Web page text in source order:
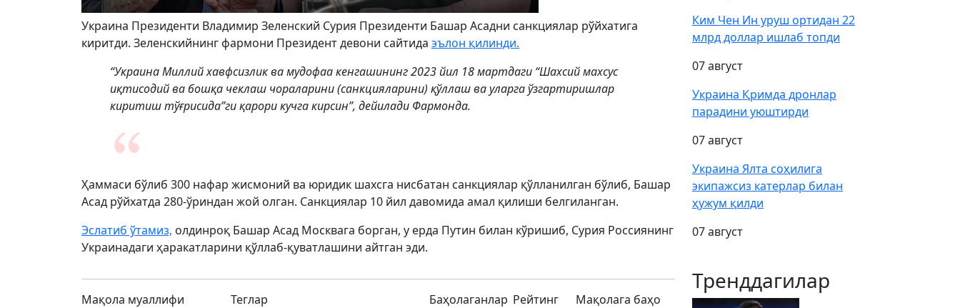
Украина Президенти Владимир Зеленский Сурия Президенти Башар Асадни санкциялар рўйхатига
киритди. Зеленскийнинг фармони Президент девони сайтида эълон қилинди.
“Украина Миллий хавфсизлик ва мудофаа кенгашининг 2023 йил 18 мартдаги “Шахсий махсус
иқтисодий ва бошқа чеклаш чораларини (санкцияларини) қўллаш ва уларга ўзгартиришлар
киритиш тўғрисида”ги қарори кучга кирсин”, дейилади Фармонда.
Ҳаммаси бўлиб 300 нафар жисмоний ва юридик шахсга нисбатан санкциялар қўлланилган бўлиб, Башар
Асад рўйхатда 280-ўриндан жой олган. Санкциялар 10 йил давомида амал қилиши белгиланган.
Эслатиб ўтамиз, олдинроқ Башар Асад Москвага борган, у ерда Путин билан кўришиб, Сурия Россиянинг
Украинадаги ҳаракатларини қўллаб-қуватлашини айтган эди.
Мақола муаллифи
Теглар
Баҳолаганлар Рейтинг
Мақолага баҳо
Ким Чен Ин уруш ортидан 22
млрд доллар ишлаб топди
07 август
Украина Қримда дронлар
парадини уюштирди
07 август
Украина Ялта соҳилига
экипажсиз катерлар билан
ҳужум қилди
07 август
Тренддагилар